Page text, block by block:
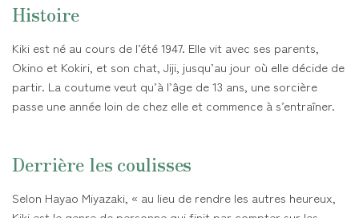
Histoire
Kiki est né au cours de l’été 1947. Elle vit avec ses parents,
Okino et Kokiri, et son chat, Jiji, jusqu’au jour où elle décide de
partir. La coutume veut qu’à l’âge de 13 ans, une sorcière
passe une année loin de chez elle et commence à s’entraîner.
Derrière les coulisses
Selon Hayao Miyazaki, « au lieu de rendre les autres heureux,